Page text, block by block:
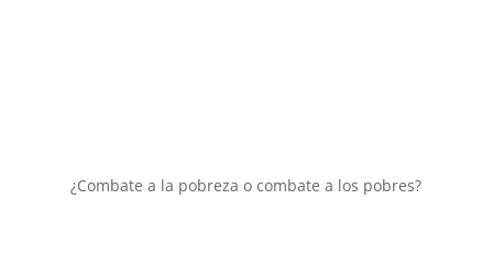
¿Combate a la pobreza o combate a los pobres?